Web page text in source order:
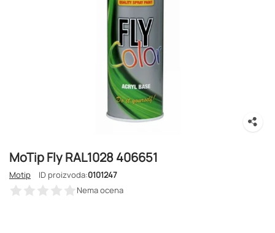
MoTip Fly RAL1028 406651
Motip ID proizvoda:0101247
Nema ocena